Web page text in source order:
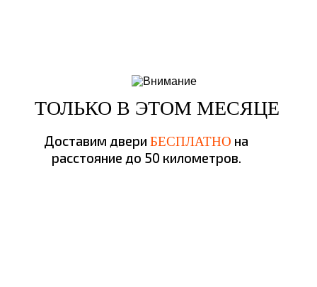
ТОЛЬКО В ЭТОМ МЕСЯЦЕ
Доставим двери БЕСПЛАТНО на
расстояние до 50 километров.